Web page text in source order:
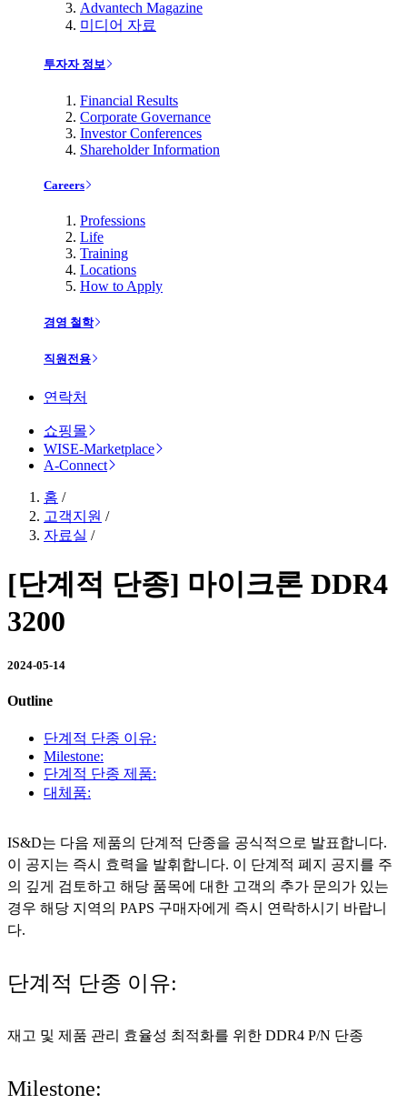
Advantech Magazine
미디어 자료
투자자 정보
Financial Results
Corporate Governance
Investor Conferences
Shareholder Information
Careers
Professions
Life
Training
Locations
How to Apply
경영 철학
직원전용
연락처
쇼핑몰
WISE-Marketplace
A-Connect
홈 /
고객지원 /
자료실 /
[단계적 단종] 마이크론 DDR4
3200
2024-05-14
Outline
단계적 단종 이유:
Milestone:
단계적 단종 제품:
대체품:
IS&D는 다음 제품의 단계적 단종을 공식적으로 발표합니다.
이 공지는 즉시 효력을 발휘합니다. 이 단계적 폐지 공지를 주
의 깊게 검토하고 해당 품목에 대한 고객의 추가 문의가 있는
경우 해당 지역의 PAPS 구매자에게 즉시 연락하시기 바랍니
다.
단계적 단종 이유:
재고 및 제품 관리 효율성 최적화를 위한 DDR4 P/N 단종
Milestone: